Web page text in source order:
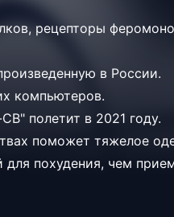
рецепторы
в России.
компьютеров.
полетит в 2021 году.
поможет тяжелое
для похудения, чем